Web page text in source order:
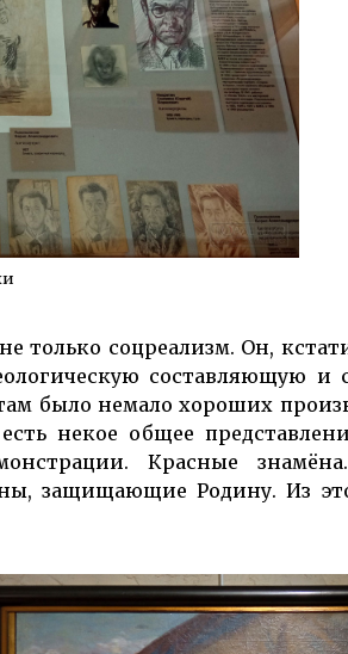
только соцреализм. Он,
со­став­ляющую и
было немало хороших
некое общее
Красные
защищающие Родину. Из